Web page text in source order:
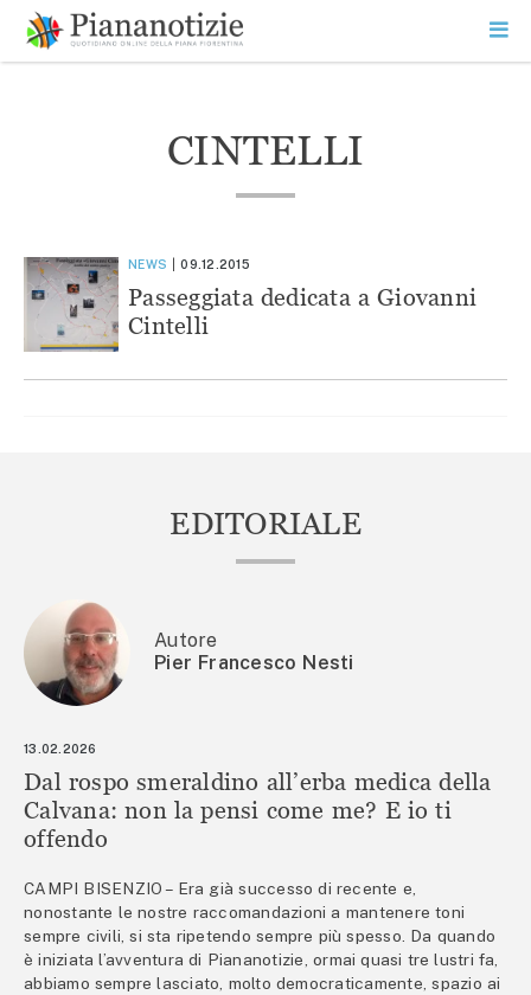
contenuto
SEARCH
CINTELLI
NEWS 09.12.2015
Passeggiata dedicata a Giovanni
Cintelli
EDITORIALE
Autore
Pier Francesco Nesti
13.02.2026
Dal rospo smeraldino all’erba medica della
Calvana: non la pensi come me? E io ti
offendo
CAMPI BISENZIO – Era già successo di recente e,
nonostante le nostre raccomandazioni a mantenere toni
sempre civili, si sta ripetendo sempre più spesso. Da quando
è iniziata l’avventura di Piananotizie, ormai quasi tre lustri fa,
abbiamo sempre lasciato, molto democraticamente, spazio ai